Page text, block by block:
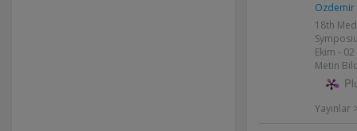
Ozdemir
18th
Ekim -
Metin
Yayınlar